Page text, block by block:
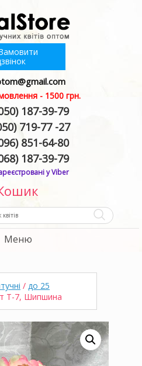
- 1500 грн.
187-39-79
719-77 -27
851-64-80
187-39-79
у Viber
Меню
/ до 25
T-7, Шипшина